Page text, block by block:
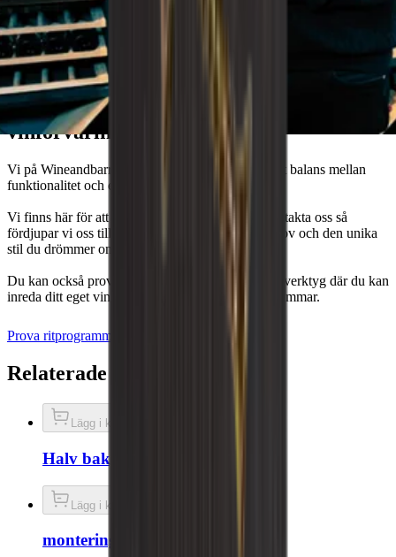
Wineandbarrels rådgiver
Drömmer du om den perfekta
vinförvaringslösningen?
Vi på Wineandbarrels förstår vikten av att hitta rätt balans mellan
funktionalitet och estetik.
Vi finns här för att hjälpa dig, så tveka inte att kontakta oss så
fördjupar vi oss tillsammans i dina önskemål, behov och den unika
stil du drömmer om.
Du kan också prova dig fram med vårt inredningsverktyg där du kan
inreda ditt eget vinrum och visualisera dina vindrömmar.
Prova ritprogrammet
Relaterade tillbehör
Lägg i korg
Halv bakplatta - Rökt ek
Lägg i korg
monteringsskruvar